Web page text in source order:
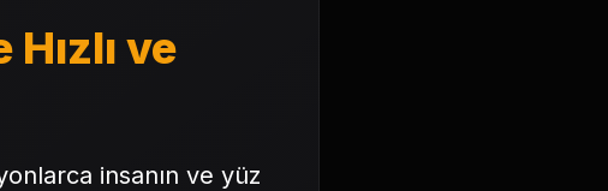
ve
insanın ve yüz